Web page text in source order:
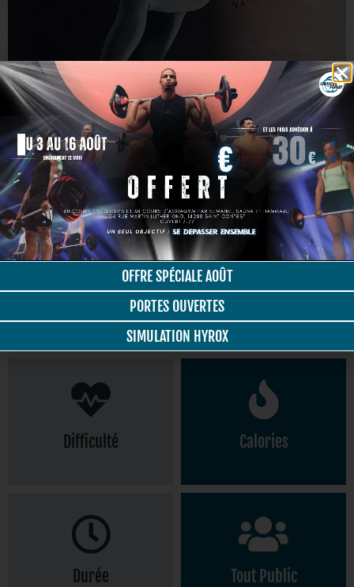
Séance découverte
Voir le planning des cours
Difficulté
Intensité
Calories
600
Durée Tout Public
OFFRE SPÉCIALE AOÛT
PORTES OUVERTES
SIMULATION HYROX